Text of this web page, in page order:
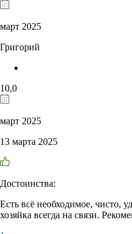
март 2025
Григорий
10,0
март 2025
13 марта 2025
Достоинства:
Есть всё необходимое, чисто,
хозяйка всегда на связи.